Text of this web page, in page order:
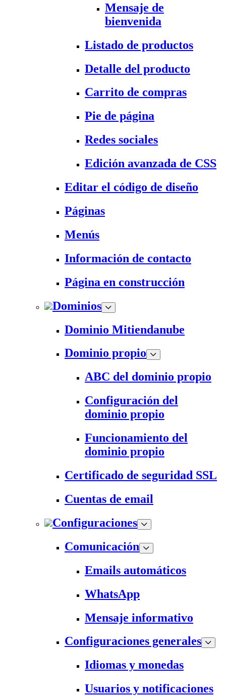
Mensaje de
bienvenida
Listado de productos
Detalle del producto
Carrito de compras
Pie de página
Redes sociales
Edición avanzada de CSS
Editar el código de diseño
Páginas
Menús
Información de contacto
Página en construcción
Dominios
Dominio Mitiendanube
Dominio propio
ABC del dominio propio
Configuración del
dominio propio
Funcionamiento del
dominio propio
Certificado de seguridad SSL
Cuentas de email
Configuraciones
Comunicación
Emails automáticos
WhatsApp
Mensaje informativo
Configuraciones generales
Idiomas y monedas
Usuarios y notificaciones